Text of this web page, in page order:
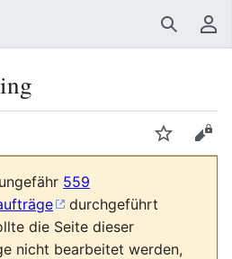
Suchen
559
durchgeführt
die Seite dieser
nicht bearbeitet werden,